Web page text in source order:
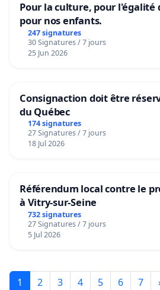
Pour la culture, pour l'égalité
pour nos enfants.
247 signatures
30 Signatures / 7 jours
25 Jun 2026
Consignaction doit être
du Québec
174 signatures
27 Signatures / 7 jours
18 Jul 2026
Référendum local contre le
à Vitry-sur-Seine
732 signatures
27 Signatures / 7 jours
5 Jul 2026
1 2 3 4 5 6 7